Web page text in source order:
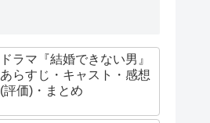
ドラマ『結婚できない男』
あらすじ・キャスト・感想
(評価)・まとめ